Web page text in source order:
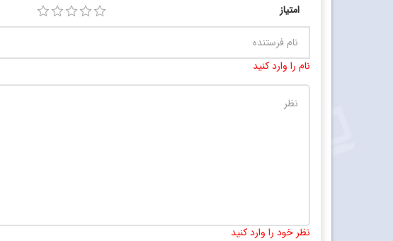
امتیاز
نام را وارد کنید
نظر خود را وارد کنید